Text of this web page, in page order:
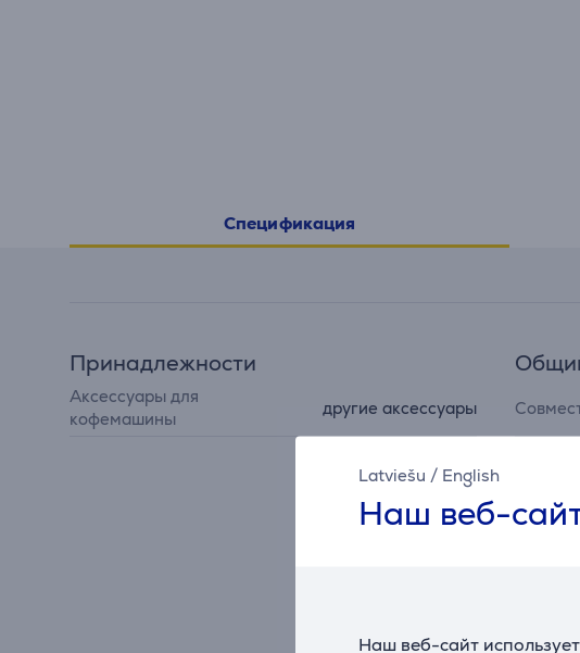
Latviešu / English
Наш веб-
Наш веб-сайт
Спецификация
Принадлежности
Аксессуары для
кофемашины
другие аксессуары